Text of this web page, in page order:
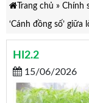
Trang chủ » Chính
‘Cánh đồng số’ giữa
HI2.2
15/06/2026